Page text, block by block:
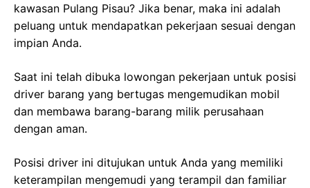
kawasan Pulang Pisau? Jika benar, maka ini adalah
peluang untuk mendapatkan pekerjaan sesuai dengan
impian Anda.
Saat ini telah dibuka lowongan pekerjaan untuk posisi
driver barang yang bertugas mengemudikan mobil
dan membawa barang-barang milik perusahaan
dengan aman.
Posisi driver ini ditujukan untuk Anda yang memiliki
keterampilan mengemudi yang terampil dan familiar